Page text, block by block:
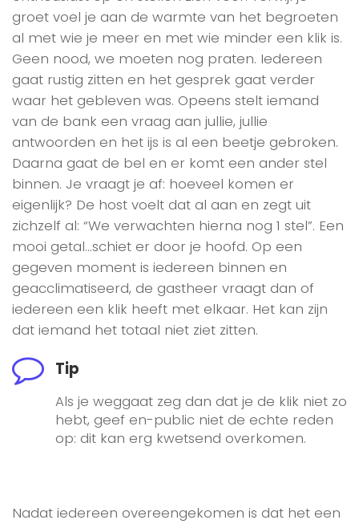
groet voel je aan de warmte van het begroeten
al met wie je meer en met wie minder een klik is.
Geen nood, we moeten nog praten. Iedereen
gaat rustig zitten en het gesprek gaat verder
waar het gebleven was. Opeens stelt iemand
van de bank een vraag aan jullie, jullie
antwoorden en het ijs is al een beetje gebroken.
Daarna gaat de bel en er komt een ander stel
binnen. Je vraagt je af: hoeveel komen er
eigenlijk? De host voelt dat al aan en zegt uit
zichzelf al: “We verwachten hierna nog 1 stel”. Een
mooi getal…schiet er door je hoofd. Op een
gegeven moment is iedereen binnen en
geacclimatiseerd, de gastheer vraagt dan of
iedereen een klik heeft met elkaar. Het kan zijn
dat iemand het totaal niet ziet zitten.
Tip
Als je weggaat zeg dan dat je de klik niet zo
hebt, geef en-public niet de echte reden
op: dit kan erg kwetsend overkomen.
Nadat iedereen overeengekomen is dat het een